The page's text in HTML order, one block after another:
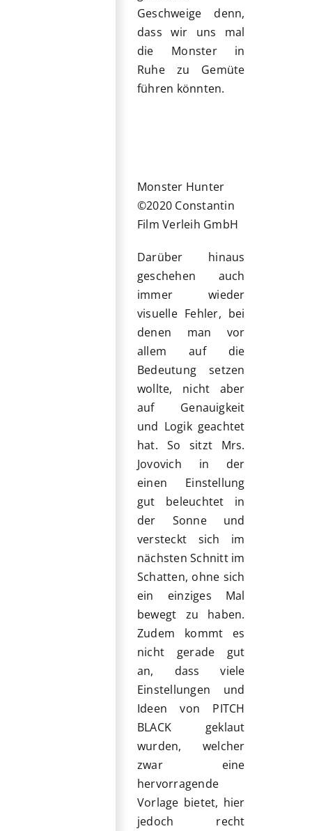
Geschweige denn,
dass wir uns mal
die Monster in
Ruhe zu Gemüte
führen könnten.
Monster Hunter
©2020 Constantin
Film Verleih GmbH
Darüber hinaus
geschehen auch
immer wieder
visuelle Fehler, bei
denen man vor
allem auf die
Bedeutung setzen
wollte, nicht aber
auf Genauigkeit
und Logik geachtet
hat. So sitzt Mrs.
Jovovich in der
einen Einstellung
gut beleuchtet in
der Sonne und
versteckt sich im
nächsten Schnitt im
Schatten, ohne sich
ein einziges Mal
bewegt zu haben.
Zudem kommt es
nicht gerade gut
an, dass viele
Einstellungen und
Ideen von PITCH
BLACK geklaut
wurden, welcher
zwar eine
hervorragende
Vorlage bietet, hier
jedoch recht